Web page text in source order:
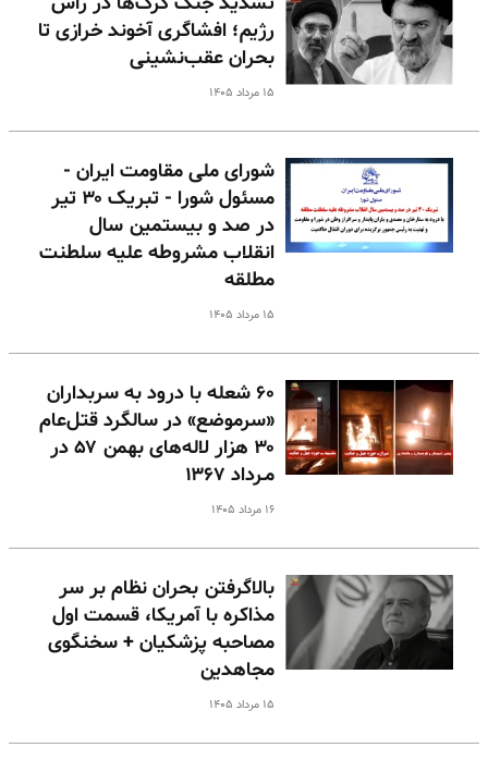
رژیم؛ افشاگری آخوند خرازی تا
بحران عقب‌نشینی
۱۵ مرداد ۱۴۰۵
شورای ملی مقاومت ایران -
مسئول شورا - تبریک ۳۰ تیر
در صد و بیستمین سال
انقلاب مشروطه علیه سلطنت
مطلقه
۱۵ مرداد ۱۴۰۵
۶۰ شعله با درود به سربداران
«سرموضع» در سالگرد قتل‌عام
۳۰ هزار لاله‌های بهمن ۵۷ در
مـرداد ۱۳۶۷
۱۶ مرداد ۱۴۰۵
بالا‌گرفتن بحران نظام بر سر
مذاکره با آمریکا، قسمت اول
مصاحبه پزشکیان + سخنگوی
مجاهدین
۱۵ مرداد ۱۴۰۵